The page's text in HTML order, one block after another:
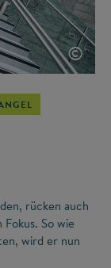
©
rücken auch
So wie
wird er nun